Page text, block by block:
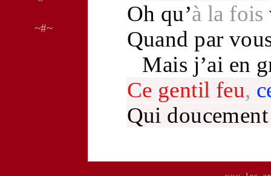
~#~
Oh qu’à la fois
Quand par
Mais j’ai en
Ce gentil feu,
Qui